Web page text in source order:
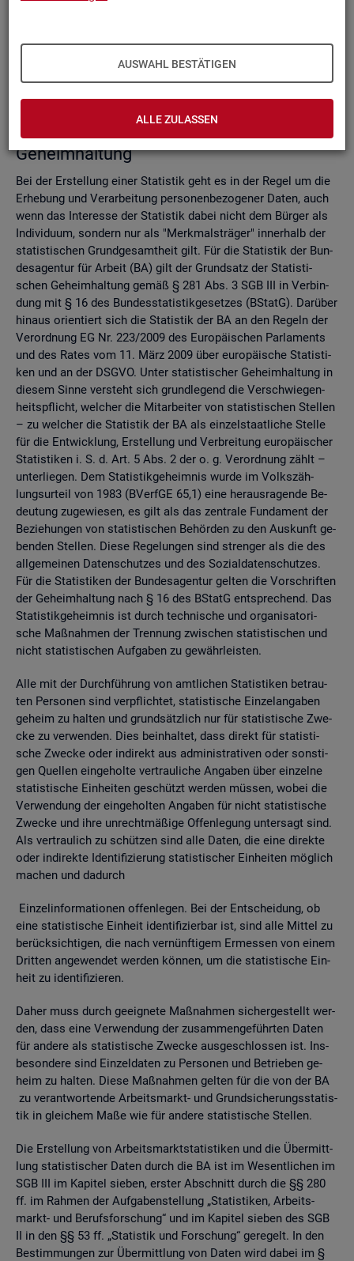
AUSWAHL BESTÄTIGEN
ALLE ZULASSEN
tung
Zell­sper­rungs­ver­fah­ren
Run­dungs­ver­fah­ren
Ver­gleich der Ver­fah­ren
Recht­li­che Grund­la­gen der sta­tis­ti­schen
Ge­heim­hal­tung
Bei der Er­stel­lung einer Sta­tis­tik geht es in der Regel um die
Er­he­bung und Ver­ar­bei­tung per­so­nen­be­zo­ge­ner Daten, auch
wenn das In­ter­es­se der Sta­tis­tik dabei nicht dem Bür­ger als
In­di­vi­du­um, son­dern nur als "Merk­mals­trä­ger" in­ner­halb der
sta­tis­ti­schen Grund­ge­samt­heit gilt. Für die Sta­tis­tik der Bun­
des­agen­tur für Ar­beit (BA) gilt der Grund­satz der Sta­tis­ti­
schen Ge­heim­hal­tung gemäß § 281 Abs. 3 SGB III in Ver­bin­
dung mit § 16 des Bun­des­sta­tis­tik­ge­set­zes (BStatG). Dar­über
hin­aus ori­en­tiert sich die Sta­tis­tik der BA an den Re­geln der
Ver­ord­nung EG Nr. 223/2009 des Eu­ro­päi­schen Par­la­ments
und des Rates vom 11. März 2009 über eu­ro­päi­sche Sta­tis­ti­
ken und an der DSGVO. Unter sta­tis­ti­scher Ge­heim­hal­tung in
die­sem Sinne ver­steht sich grund­le­gend die Ver­schwie­gen­
heits­pflicht, wel­cher die Mit­ar­bei­ter von sta­tis­ti­schen Stel­len
– zu wel­cher die Sta­tis­tik der BA als ein­zel­staat­li­che Stel­le
für die Ent­wick­lung, Er­stel­lung und Ver­brei­tung eu­ro­päi­scher
Sta­tis­ti­ken i. S. d. Art. 5 Abs. 2 der o. g. Ver­ord­nung zählt –
un­ter­lie­gen. Dem Sta­tis­tik­ge­heim­nis wurde im Volks­zäh­
lungs­ur­teil von 1983 (BVerf­GE 65,1) eine her­aus­ra­gen­de Be­
deu­tung zu­ge­wie­sen, es gilt als das zen­tra­le Fun­da­ment der
Be­zie­hun­gen von sta­tis­ti­schen Be­hör­den zu den Aus­kunft ge­
ben­den Stel­len. Diese Re­ge­lun­gen sind stren­ger als die des
all­ge­mei­nen Da­ten­schut­zes und des So­zi­al­da­ten­schut­zes.
Für die Sta­tis­ti­ken der Bun­des­agen­tur gel­ten die Vor­schrif­ten
der Ge­heim­hal­tung nach § 16 des BStatG ent­spre­chend. Das
Sta­tis­tik­ge­heim­nis ist durch tech­ni­sche und or­ga­ni­sa­to­ri­
sche Maß­nah­men der Tren­nung zwi­schen sta­tis­ti­schen und
nicht sta­tis­ti­schen Auf­ga­ben zu ge­währ­leis­ten.
Alle mit der Durch­füh­rung von amt­li­chen Sta­tis­ti­ken be­trau­
ten Per­so­nen sind ver­pflich­tet, sta­tis­ti­sche Ein­zel­an­ga­ben
ge­heim zu hal­ten und grund­sätz­lich nur für sta­tis­ti­sche Zwe­
cke zu ver­wen­den. Dies be­inhal­tet, dass di­rekt für sta­tis­ti­
sche Zwe­cke oder in­di­rekt aus ad­mi­nis­tra­ti­ven oder sons­ti­
gen Quel­len ein­ge­hol­te ver­trau­li­che An­ga­ben über ein­zel­ne
sta­tis­ti­sche Ein­hei­ten ge­schützt wer­den müs­sen, wobei die
Ver­wen­dung der ein­ge­hol­ten An­ga­ben für nicht sta­tis­ti­sche
Zwe­cke und ihre un­recht­mä­ßi­ge Of­fen­le­gung un­ter­sagt sind.
Als ver­trau­lich zu schüt­zen sind alle Daten, die eine di­rek­te
oder in­di­rek­te Iden­ti­fi­zie­rung sta­tis­ti­scher Ein­hei­ten mög­lich
ma­chen und da­durch
Ein­zel­in­for­ma­tio­nen of­fen­le­gen. Bei der Ent­schei­dung, ob
eine sta­tis­ti­sche Ein­heit iden­ti­fi­zier­bar ist, sind alle Mit­tel zu
be­rück­sich­ti­gen, die nach ver­nünf­ti­gem Er­mes­sen von einem
Drit­ten an­ge­wen­det wer­den kön­nen, um die sta­tis­ti­sche Ein­
heit zu iden­ti­fi­zie­ren.
Daher muss durch ge­eig­ne­te Maß­nah­men si­cher­ge­stellt wer­
den, dass eine Ver­wen­dung der zu­sam­men­ge­führ­ten Daten
für an­de­re als sta­tis­ti­sche Zwe­cke aus­ge­schlos­sen ist. Ins­
be­son­de­re sind Ein­zel­da­ten zu Per­so­nen und Be­trie­ben ge­
heim zu hal­ten. Diese Maß­nah­men gel­ten für die von der BA
zu ver­ant­wor­ten­de Ar­beits­markt- und Grund­si­che­rungs­sta­tis­
tik in glei­chem Maße wie für an­de­re sta­tis­ti­sche Stel­len.
Die Er­stel­lung von Ar­beits­markt­sta­tis­ti­ken und die Über­mitt­
lung sta­tis­ti­scher Daten durch die BA ist im We­sent­li­chen im
SGB III im Ka­pi­tel sie­ben, ers­ter Ab­schnitt durch die §§ 280
ff. im Rah­men der Auf­ga­ben­stel­lung „Sta­tis­ti­ken, Ar­beits­
markt- und Be­rufs­for­schung“ und im Ka­pi­tel sie­ben des SGB
II in den §§ 53 ff. „Sta­tis­tik und For­schung“ ge­re­gelt. In den
Be­stim­mun­gen zur Über­mitt­lung von Daten wird dabei im §